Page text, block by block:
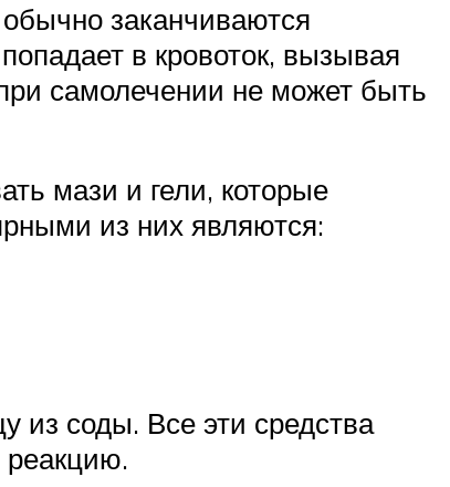
заканчиваются
в кровоток, вызывая
самолечении не может быть
мази и гели, которые
из них являются:
из соды. Все эти средства
реакцию.